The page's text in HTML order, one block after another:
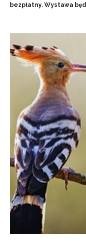
bezpłatny. Wystawa